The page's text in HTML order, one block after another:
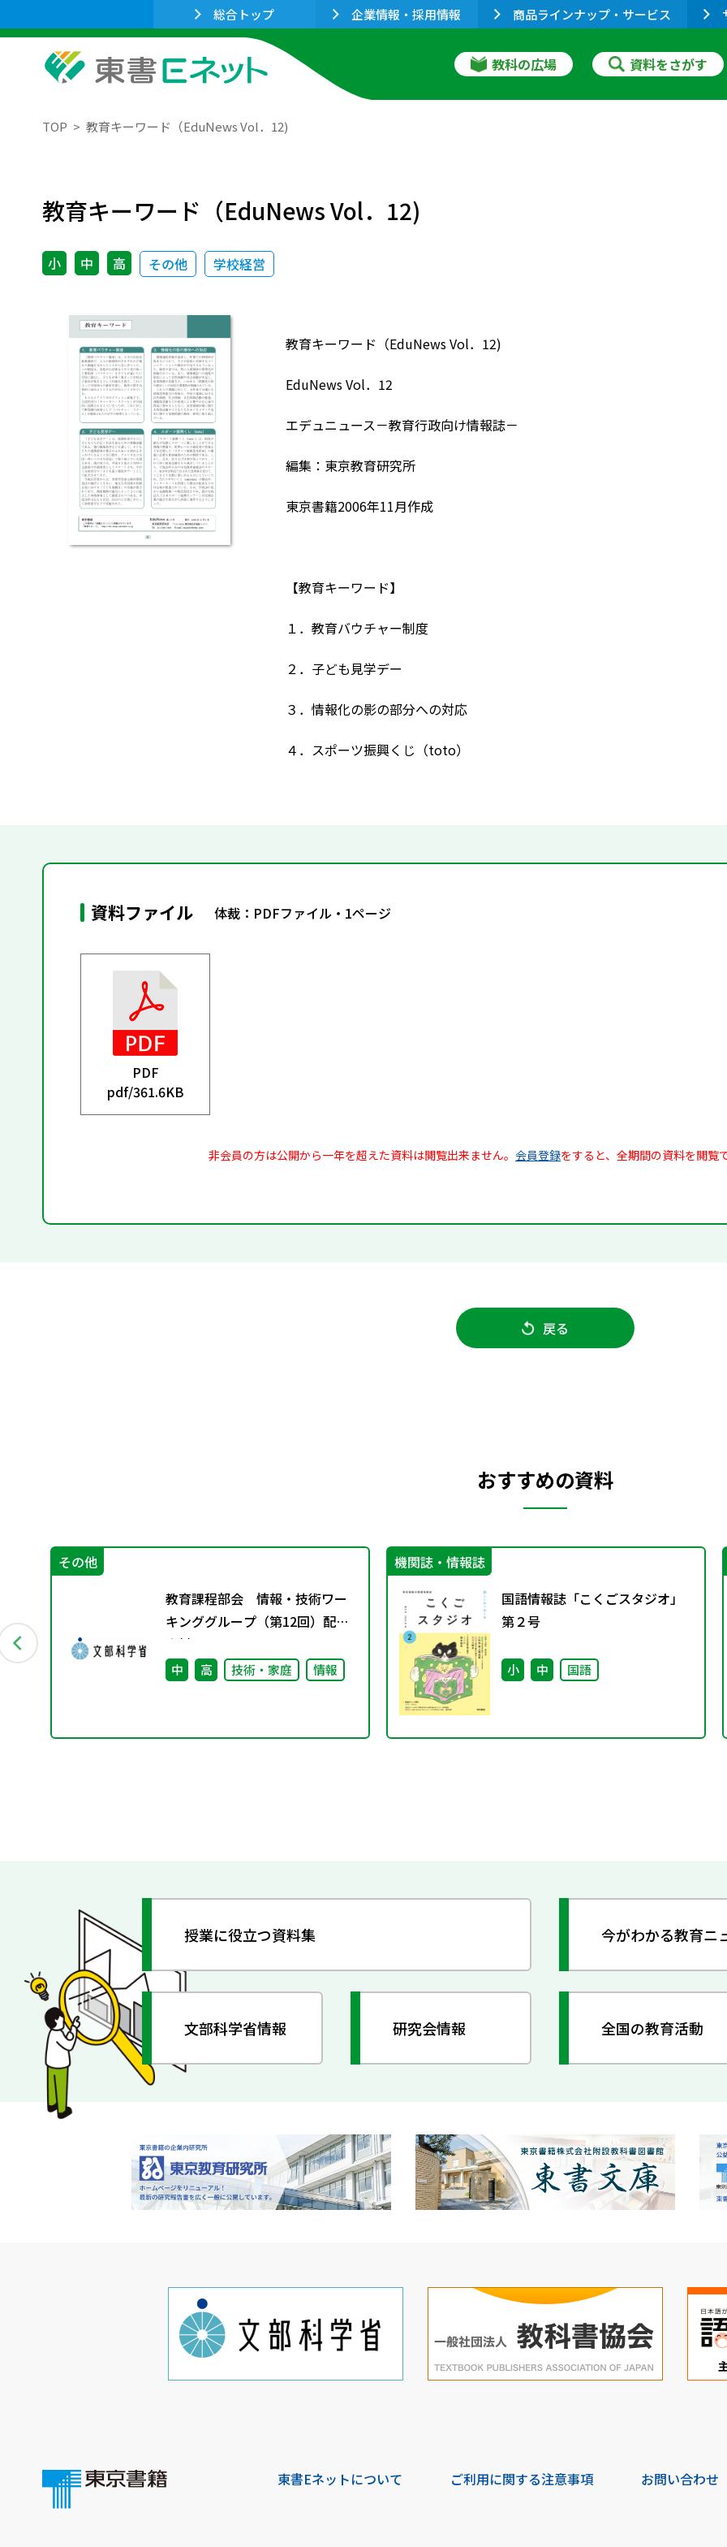
総合トップ 企業情報・採用情報 商品ラインナップ・サービス
教科の広場 資料をさがす
TOP 教育キーワード（EduNews Vol．12)
教育キーワード（EduNews Vol．12)
小 中 高 その他 学校経営
教育キーワード（EduNews Vol．12)
EduNews Vol．12
エデュニュース－教育行政向け情報誌－
編集：東京教育研究所
東京書籍2006年11月作成
【教育キーワード】
１．教育バウチャー制度
２．子ども見学デー
３．情報化の影の部分への対応
４．スポーツ振興くじ（toto）
資料ファイル 体裁：PDFファイル・1ページ
PDF
pdf/361.6KB
非会員の方は公開から一年を超えた資料は閲覧出来ません。 会員登録をすると、全期間の資料を閲覧
戻る
おすすめの資料
その他
教育課程部会 情報・技術ワー
キンググループ（第12回）配付
資料
中 高 技術・家庭 情報
機関誌・情報誌
国語情報誌「こくごスタジオ」
第２号
小 中 国語
授業に役立つ資料集 今がわかる教育ニ
文部科学省情報 研究会情報 全国の教育活動
東書Eネットについて ご利用に関する注意事項 お問い合わせ